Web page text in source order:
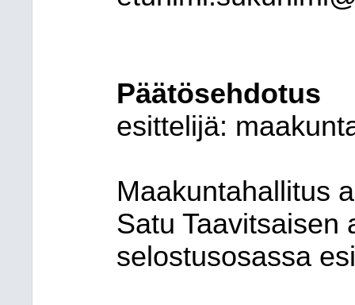
Päätösehdotus
esittelijä:
Maakuntahallitus
Satu Taavitsaisen
selostusosassa